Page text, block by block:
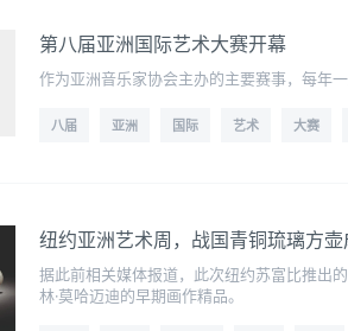
第八届亚洲国际艺术大赛开幕
作为亚洲音乐家协会主办的主要赛事，每年
八届 亚洲 国际 艺术 大赛
纽约亚洲艺术周，战国青铜琉璃方
据此前相关媒体报道，此次纽约苏富比推出
林·莫哈迈迪的早期画作精品。